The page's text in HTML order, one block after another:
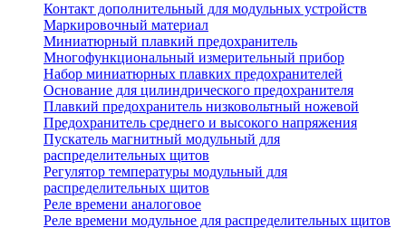
Контакт дополнительный для модульных устройств
Маркировочный материал
Миниатюрный плавкий предохранитель
Многофункциональный измерительный прибор
Набор миниатюрных плавких предохранителей
Основание для цилиндрического предохранителя
Плавкий предохранитель низковольтный ножевой
Предохранитель среднего и высокого напряжения
Пускатель магнитный модульный для
распределительных щитов
Регулятор температуры модульный для
распределительных щитов
Реле времени аналоговое
Реле времени модульное для распределительных щитов